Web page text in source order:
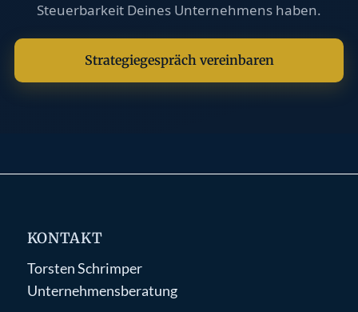
Steuerbarkeit Deines Unternehmens haben.
Strategiegespräch vereinbaren
KONTAKT
Torsten Schrimper
Unternehmensberatung